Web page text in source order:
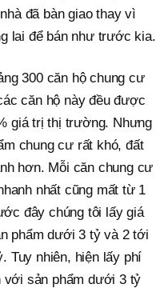
đã bàn giao thay vì
lai để bán như trước kia.
300 căn hộ chung cư
căn hộ này đều được
giá trị thị trường. Nhưng
chung cư rất khó, đất
hơn. Mỗi căn chung cư
nhất cũng mất từ 1
đây chúng tôi lấy giá
phẩm dưới 3 tỷ và 2 tới
Tuy nhiên, hiện lấy phí
với sản phẩm dưới 3 tỷ